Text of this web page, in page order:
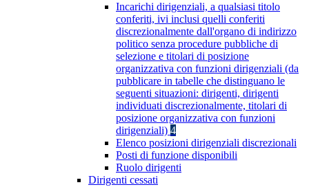
Incarichi dirigenziali, a qualsiasi titolo
conferiti, ivi inclusi quelli conferiti
discrezionalmente dall'organo di indirizzo
politico senza procedure pubbliche di
selezione e titolari di posizione
organizzativa con funzioni dirigenziali (da
pubblicare in tabelle che distinguano le
seguenti situazioni: dirigenti, dirigenti
individuati discrezionalmente, titolari di
posizione organizzativa con funzioni
dirigenziali) 4
Elenco posizioni dirigenziali discrezionali
Posti di funzione disponibili
Ruolo dirigenti
Dirigenti cessati